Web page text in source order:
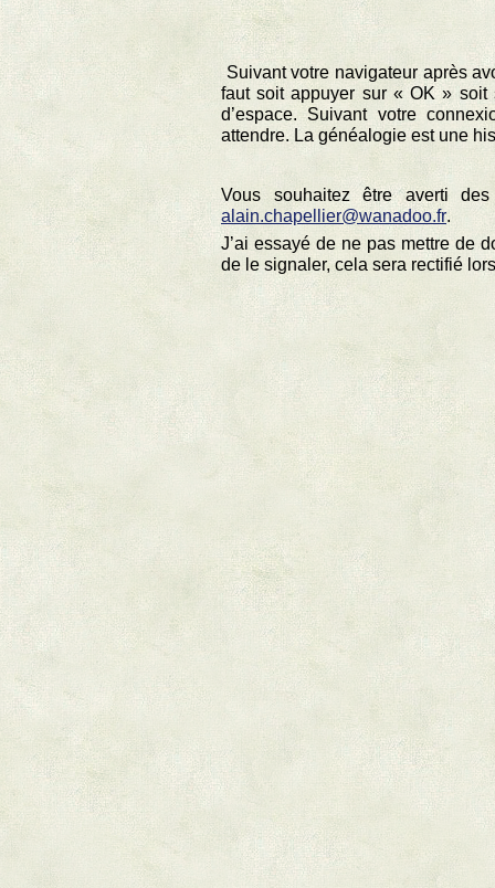
Vous souhaitez être averti
alain.chapellier@wanadoo.fr.
J’ai essayé de ne pas mettre de
de le signaler, cela sera rectifié
Suivant votre navigateur après
faut soit appuyer sur « OK »
d’espace. Suivant votre
attendre. La généalogie est une